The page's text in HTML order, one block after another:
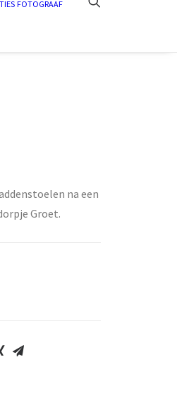
FOTOGRAAF
na een
Groet.